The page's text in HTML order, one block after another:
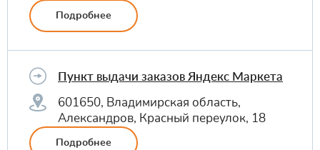
Подробнее
Пункт выдачи заказов Яндекс Маркета
601650, Владимирская область,
Александров, Красный переулок, 18
Подробнее